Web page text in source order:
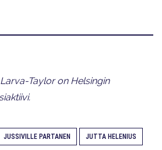
Taylor on Helsingin
JUSSIVILLE PARTANEN JUTTA HELENIUS